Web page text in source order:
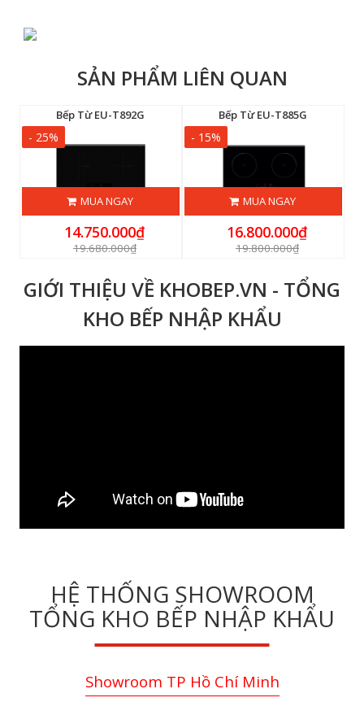
SẢN PHẨM LIÊN QUAN
Bếp Từ EU-T892G
- 25%
MUA NGAY
14.750.000₫
19.680.000₫
Bếp Từ EU-T885G
- 15%
MUA NGAY
16.800.000₫
19.800.000₫
GIỚI THIỆU VỀ KHOBEP.VN - TỔNG
KHO BẾP NHẬP KHẨU
HỆ THỐNG SHOWROOM
TỔNG KHO BẾP NHẬP KHẨU
Showroom TP Hồ Chí Minh